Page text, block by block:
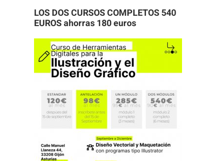
LOS DOS CURSOS COMPLETOS 540
EUROS ahorras 180 euros